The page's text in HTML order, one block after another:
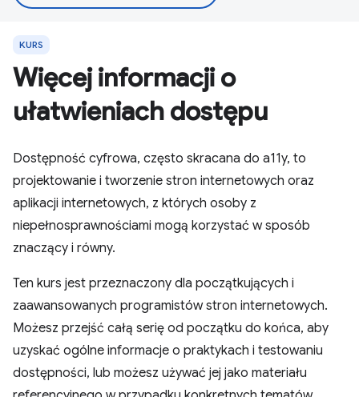
KURS
Więcej informacji o
ułatwieniach dostępu
Dostępność cyfrowa, często skracana do a11y, to
projektowanie i tworzenie stron internetowych oraz
aplikacji internetowych, z których osoby z
niepełnosprawnościami mogą korzystać w sposób
znaczący i równy.
Ten kurs jest przeznaczony dla początkujących i
zaawansowanych programistów stron internetowych.
Możesz przejść całą serię od początku do końca, aby
uzyskać ogólne informacje o praktykach i testowaniu
dostępności, lub możesz używać jej jako materiału